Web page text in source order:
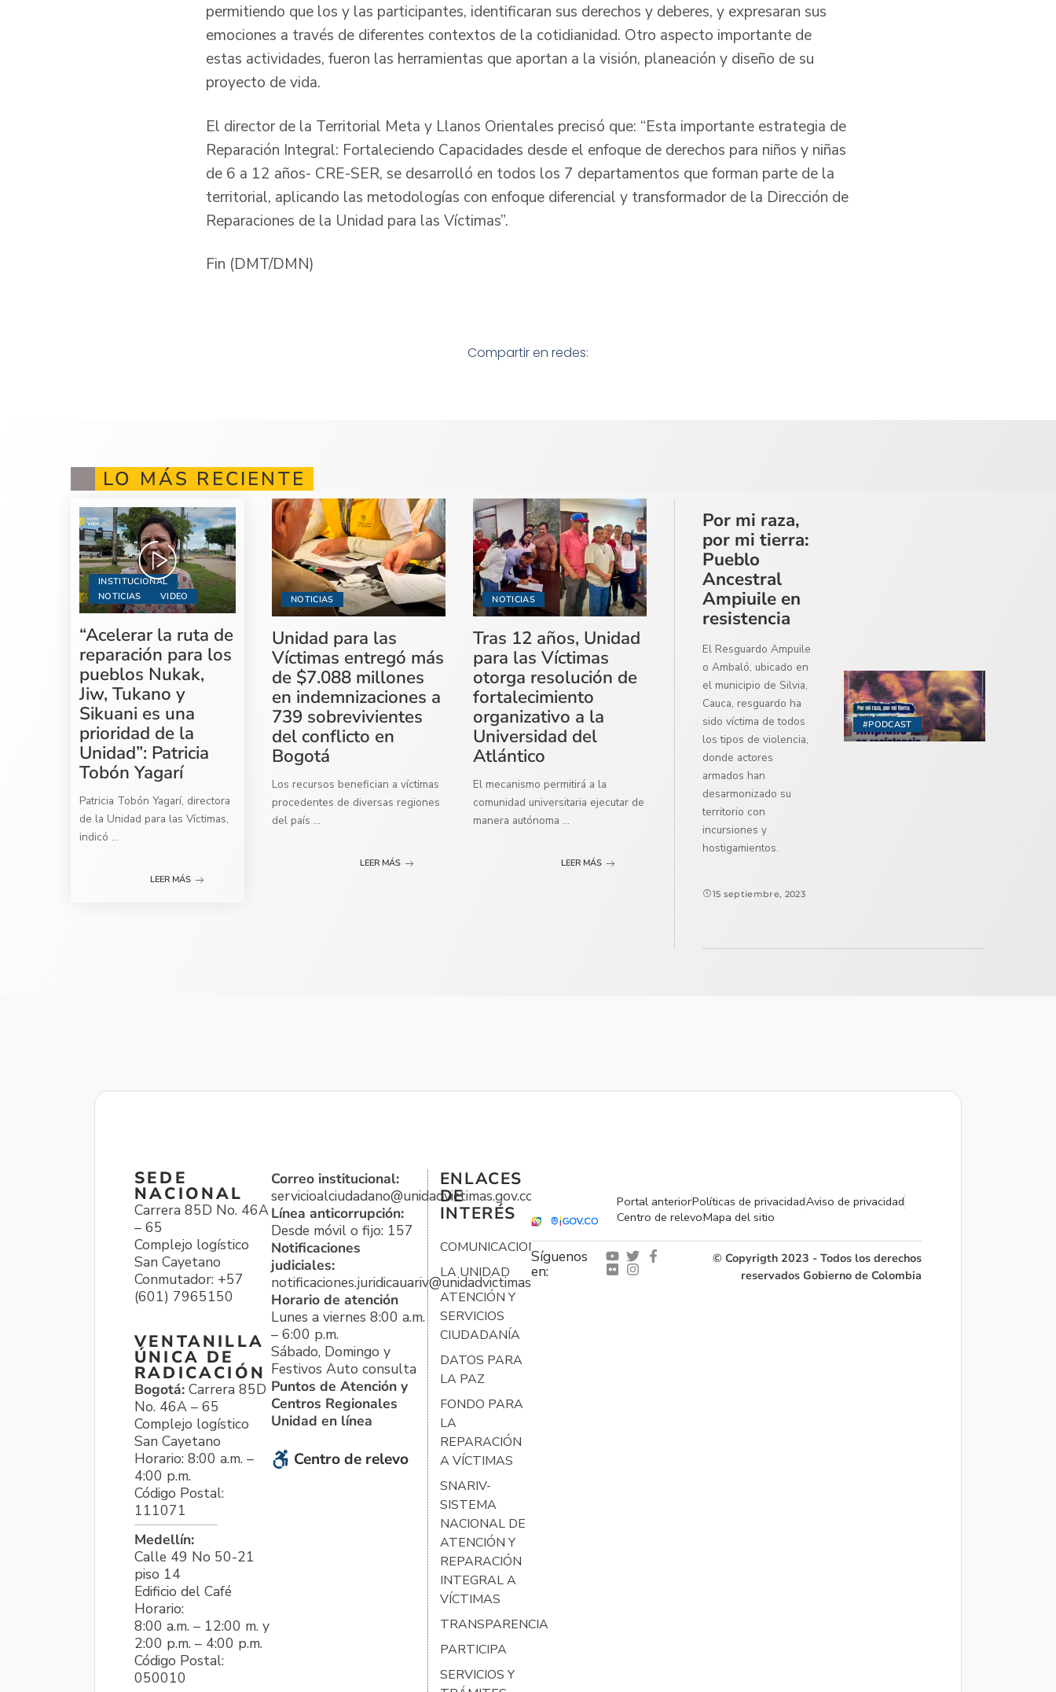
permitiendo que los y las participantes, identificaran sus derechos y deberes, y expresaran sus
emociones a través de diferentes contextos de la cotidianidad. Otro aspecto importante de
estas actividades, fueron las herramientas que aportan a la visión, planeación y diseño de su
proyecto de vida.
El director de la Territorial Meta y Llanos Orientales precisó que: “Esta importante estrategia de
Reparación Integral: Fortaleciendo Capacidades desde el enfoque de derechos para niños y niñas
de 6 a 12 años- CRE-SER, se desarrolló en todos los 7 departamentos que forman parte de la
territorial, aplicando las metodologías con enfoque diferencial y transformador de la Dirección de
Reparaciones de la Unidad para las Víctimas”.
Fin (DMT/DMN)
Compartir en redes:
LO MÁS RECIENTE
INSTITUCIONAL
NOTICIAS
VIDEO
“Acelerar la ruta de
reparación para los
pueblos Nukak,
Jiw, Tukano y
Sikuani es una
prioridad de la
Unidad”: Patricia
Tobón Yagarí
Patricia Tobón Yagarí, directora
de la Unidad para las Víctimas,
indicó ...
LEER MÁS
NOTICIAS
Unidad para las
Víctimas entregó más
de $7.088 millones
en indemnizaciones a
739 sobrevivientes
del conflicto en
Bogotá
Los recursos benefician a víctimas
procedentes de diversas regiones
del país ...
LEER MÁS
NOTICIAS
Tras 12 años, Unidad
para las Víctimas
otorga resolución de
fortalecimiento
organizativo a la
Universidad del
Atlántico
El mecanismo permitirá a la
comunidad universitaria ejecutar de
manera autónoma ...
LEER MÁS
#PODCAST
Por mi raza,
por mi tierra:
Pueblo
Ancestral
Ampiuile en
resistencia
El Resguardo Ampuile
o Ambaló, ubicado en
el municipio de Silvia,
Cauca, resguardo ha
sido víctima de todos
los tipos de violencia,
donde actores
armados han
desarmonizado su
territorio con
incursiones y
hostigamientos.
15 septiembre, 2023
SEDE
NACIONAL
Carrera 85D No. 46A
– 65
Complejo logístico
San Cayetano
Conmutador: +57
(601) 7965150
VENTANILLA
ÚNICA DE
RADICACIÓN
Bogotá: Carrera 85D
No. 46A – 65
Complejo logístico
San Cayetano
Horario: 8:00 a.m. –
4:00 p.m.
Código Postal:
111071
Medellín:
Calle 49 No 50-21
piso 14
Edificio del Café
Horario:
8:00 a.m. – 12:00 m. y
2:00 p.m. – 4:00 p.m.
Código Postal:
050010
Correo institucional:
servicioalciudadano@unidadvictimas.gov.co
Línea anticorrupción:
Desde móvil o fijo: 157
Notificaciones
judiciales:
notificaciones.juridicauariv@unidadvictimas.gov.co
Horario de atención
Lunes a viernes 8:00 a.m.
– 6:00 p.m.
Sábado, Domingo y
Festivos Auto consulta
Puntos de Atención y
Centros Regionales
Unidad en línea
Centro de relevo
ENLACES
DE
INTERÉS
COMUNICACIONES
LA UNIDAD
ATENCIÓN Y
SERVICIOS
CIUDADANÍA
DATOS PARA
LA PAZ
FONDO PARA
LA
REPARACIÓN
A VÍCTIMAS
SNARIV-
SISTEMA
NACIONAL DE
ATENCIÓN Y
REPARACIÓN
INTEGRAL A
VÍCTIMAS
TRANSPARENCIA
PARTICIPA
SERVICIOS Y
Portal anteriorPolíticas de privacidadAviso de privacidad
Centro de relevoMapa del sitio
Síguenos
en:
© Copyrigth 2023 - Todos los derechos
reservados Gobierno de Colombia